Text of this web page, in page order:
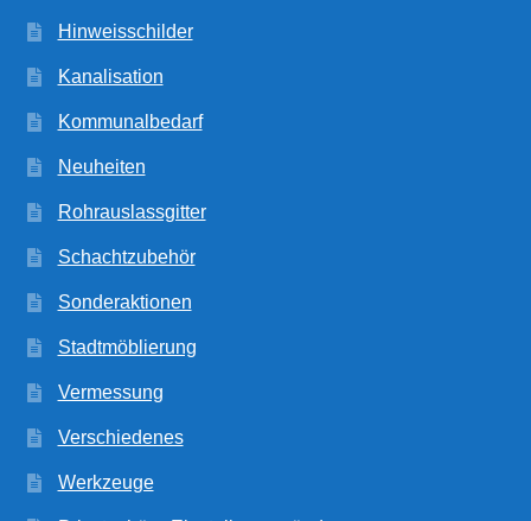
Hinweisschilder
Kanalisation
Kommunalbedarf
Neuheiten
Rohrauslassgitter
Schachtzubehör
Sonderaktionen
Stadtmöblierung
Vermessung
Verschiedenes
Werkzeuge